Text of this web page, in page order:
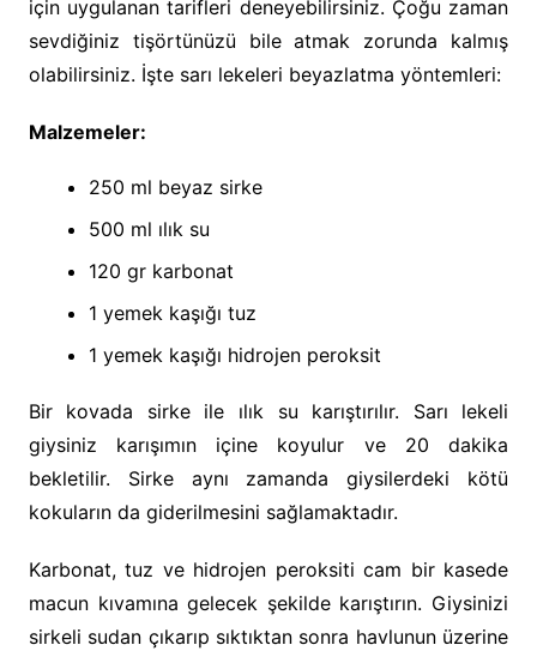
için uygulanan tarifleri deneyebilirsiniz. Çoğu zaman
sevdiğiniz tişörtünüzü bile atmak zorunda kalmış
olabilirsiniz. İşte sarı lekeleri beyazlatma yöntemleri:
Malzemeler:
250 ml beyaz sirke
500 ml ılık su
120 gr karbonat
1 yemek kaşığı tuz
1 yemek kaşığı hidrojen peroksit
Bir kovada sirke ile ılık su karıştırılır. Sarı lekeli
giysiniz karışımın içine koyulur ve 20 dakika
bekletilir. Sirke aynı zamanda giysilerdeki kötü
kokuların da giderilmesini sağlamaktadır.
Karbonat, tuz ve hidrojen peroksiti cam bir kasede
macun kıvamına gelecek şekilde karıştırın. Giysinizi
sirkeli sudan çıkarıp sıktıktan sonra havlunun üzerine